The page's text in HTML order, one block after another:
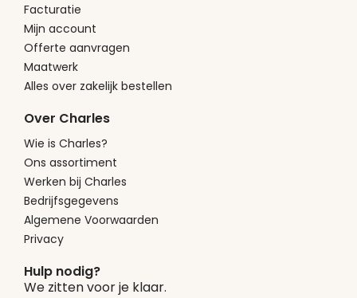
Facturatie
Mijn account
Offerte aanvragen
Maatwerk
Alles over zakelijk bestellen
Over Charles
Wie is Charles?
Ons assortiment
Werken bij Charles
Bedrijfsgegevens
Algemene Voorwaarden
Privacy
Hulp nodig?
We zitten voor je klaar.